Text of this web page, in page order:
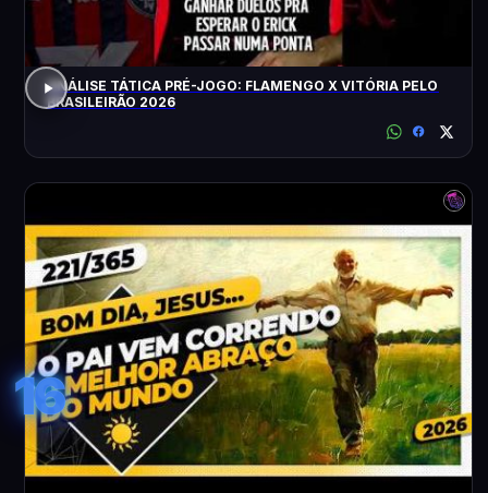
ANÁLISE TÁTICA PRÉ-JOGO: FLAMENGO X VITÓRIA PELO
BRASILEIRÃO 2026
16